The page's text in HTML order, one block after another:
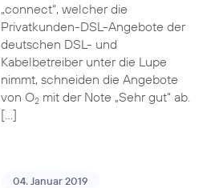
„connect“, welcher die
Privatkunden-DSL-Angebote der
deutschen DSL- und
Kabelbetreiber unter die Lupe
nimmt, schneiden die Angebote
von O2mit der Note „Sehr gut“ ab.
[…]
04. Januar 2019